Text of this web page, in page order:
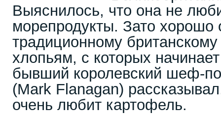
Выяснилось, что она не
морепродукты. Зато хорошо
традиционному
хлопьям, с которых
бывший королевский шеф-
(Mark Flanagan)
очень любит картофель.